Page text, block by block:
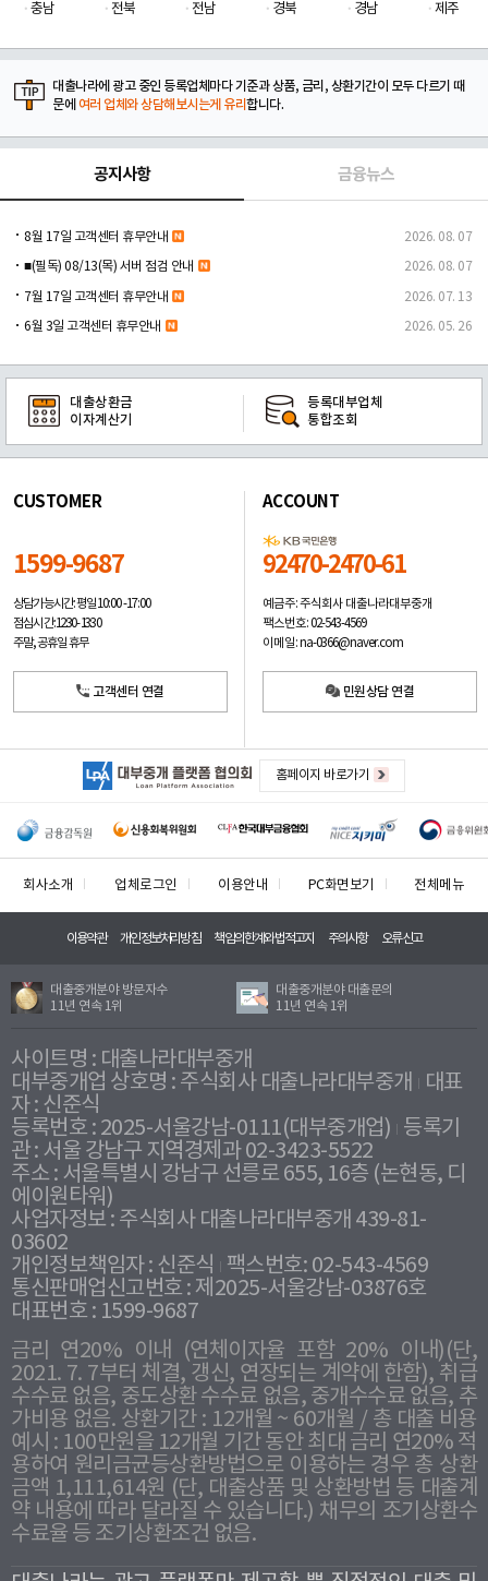
충남
전북 전남 경북 경남 제주
대출나라에 광고 중인 등록업체마다 기준과 상품, 금리, 상환기간이 모두 다르기 때
문에 여러 업체와 상담해보시는게 유리합니다.
공지사항 금융뉴스
8월 17일 고객센터 휴무안내 2026. 08. 07
■(필독) 08/13(목) 서버 점검 안내 2026. 08. 07
7월 17일 고객센터 휴무안내 2026. 07. 13
6월 3일 고객센터 휴무안내 2026. 05. 26
대출상환금
이자계산기
등록대부업체
통합조회
CUSTOMER
1599-9687
상담가능시간: 평일10:00 -17:00
점심시간: 12:30 - 13:30
주말, 공휴일 휴무
고객센터 연결
ACCOUNT
92470-2470-61
예금주: 주식회사 대출나라대부중개
팩스번호: 02-543-4569
이메일: na-0366@naver.com
민원상담 연결
홈페이지 바로가기
회사소개 업체로그인 이용안내 PC화면보기 전체메뉴
이용약관 개인정보처리방침 책임의한계와법적고지 주의사항 오류신고
대출중개분야 방문자수
11년 연속 1위
대출중개분야 대출문의
11년 연속 1위
사이트명 : 대출나라대부중개
대부중개업 상호명 : 주식회사 대출나라대부중개
대표
자 : 신준식
등록번호 : 2025-서울강남-0111(대부중개업) 등록기
관 : 서울 강남구 지역경제과 02-3423-5522
주소 : 서울특별시 강남구 선릉로 655, 16층 (논현동, 디
에이원타워)
사업자정보 : 주식회사 대출나라대부중개 439-81-
03602
개인정보책임자 : 신준식
팩스번호: 02-543-4569
통신판매업신고번호 : 제2025-서울강남-03876호
대표번호 : 1599-9687
금리 연20% 이내 (연체이자율 포함 20% 이내)(단,
2021. 7. 7부터 체결, 갱신, 연장되는 계약에 한함), 취급
수수료 없음, 중도상환 수수료 없음, 중개수수료 없음, 추
가비용 없음. 상환기간 : 12개월 ~ 60개월 / 총 대출 비용
예시 : 100만원을 12개월 기간 동안 최대 금리 연20% 적
용하여 원리금균등상환방법으로 이용하는 경우 총 상환
금액 1,111,614원 (단, 대출상품 및 상환방법 등 대출계
약 내용에 따라 달라질 수 있습니다.) 채무의 조기상환수
수료율 등 조기상환조건 없음.